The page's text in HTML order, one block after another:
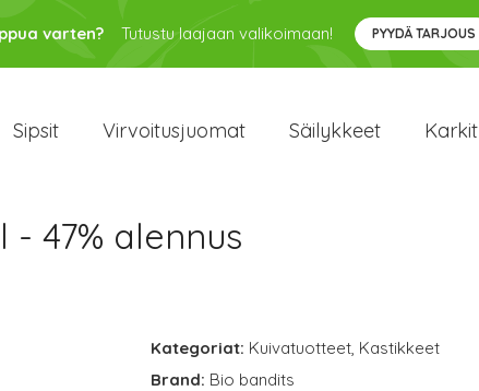
varten? Tutustu laajaan valikoimaan! PYYDÄ TARJOUS
Sipsit Virvoitusjuomat Säilykkeet Karkit
- 47% alennus
Kategoriat: Kuivatuotteet, Kastikkeet
Brand: Bio bandits